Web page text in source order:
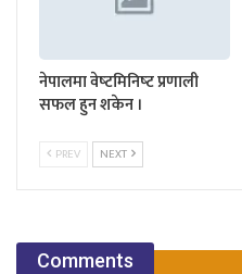
नेपालमा वेष्‍टमिनिष्‍ट प्रणाली
सफल हुन शकेन ।
PREV NEXT
Comments